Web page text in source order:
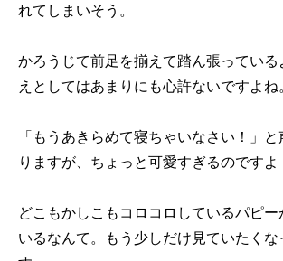
れてしまいそう。
かろうじて前足を揃えて踏ん張ってい
えとしてはあまりにも心許ないですよね。
「もうあきらめて寝ちゃいなさい！」
りますが、ちょっと可愛すぎるのですよ
どこもかしこもコロコロしているパピー
いるなんて。もう少しだけ見ていたくな